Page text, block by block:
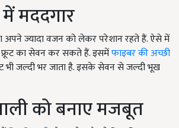
मददगार
ज्यादा वजन को लेकर परेशान रहते हैं. ऐसे में
का सेवन कर सकते हैं. इसमेंफाइबर की अच्छी
भी जल्दी भर जाता है. इसके सेवन से जल्दी भूख
को बनाए मजबूत